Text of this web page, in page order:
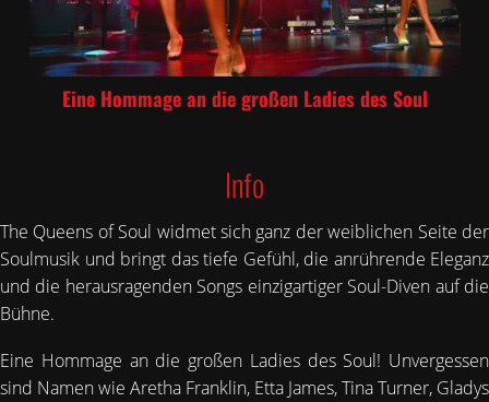
Eine Hommage an die großen Ladies des Soul
Info
The Queens of Soul widmet sich ganz der weiblichen Seite der
Soulmusik und bringt das tiefe Gefühl, die anrührende Eleganz
und die herausragenden Songs einzigartiger Soul-Diven auf die
Bühne.
Eine Hommage an die großen Ladies des Soul! Unvergessen
sind Namen wie Aretha Franklin, Etta James, Tina Turner, Gladys